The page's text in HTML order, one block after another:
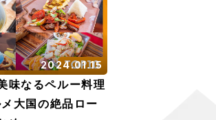
2024.01.15
味なるペルー料理
大国の絶品ロー